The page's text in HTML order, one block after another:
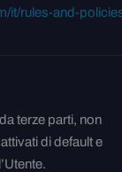
it/rules-and-
terze parti, non
di default e